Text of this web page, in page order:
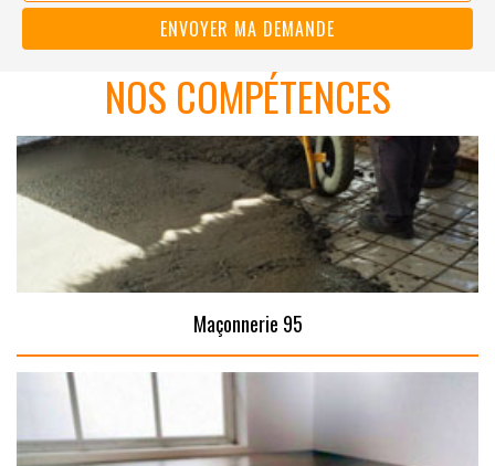
NOS COMPÉTENCES
Maçonnerie 95